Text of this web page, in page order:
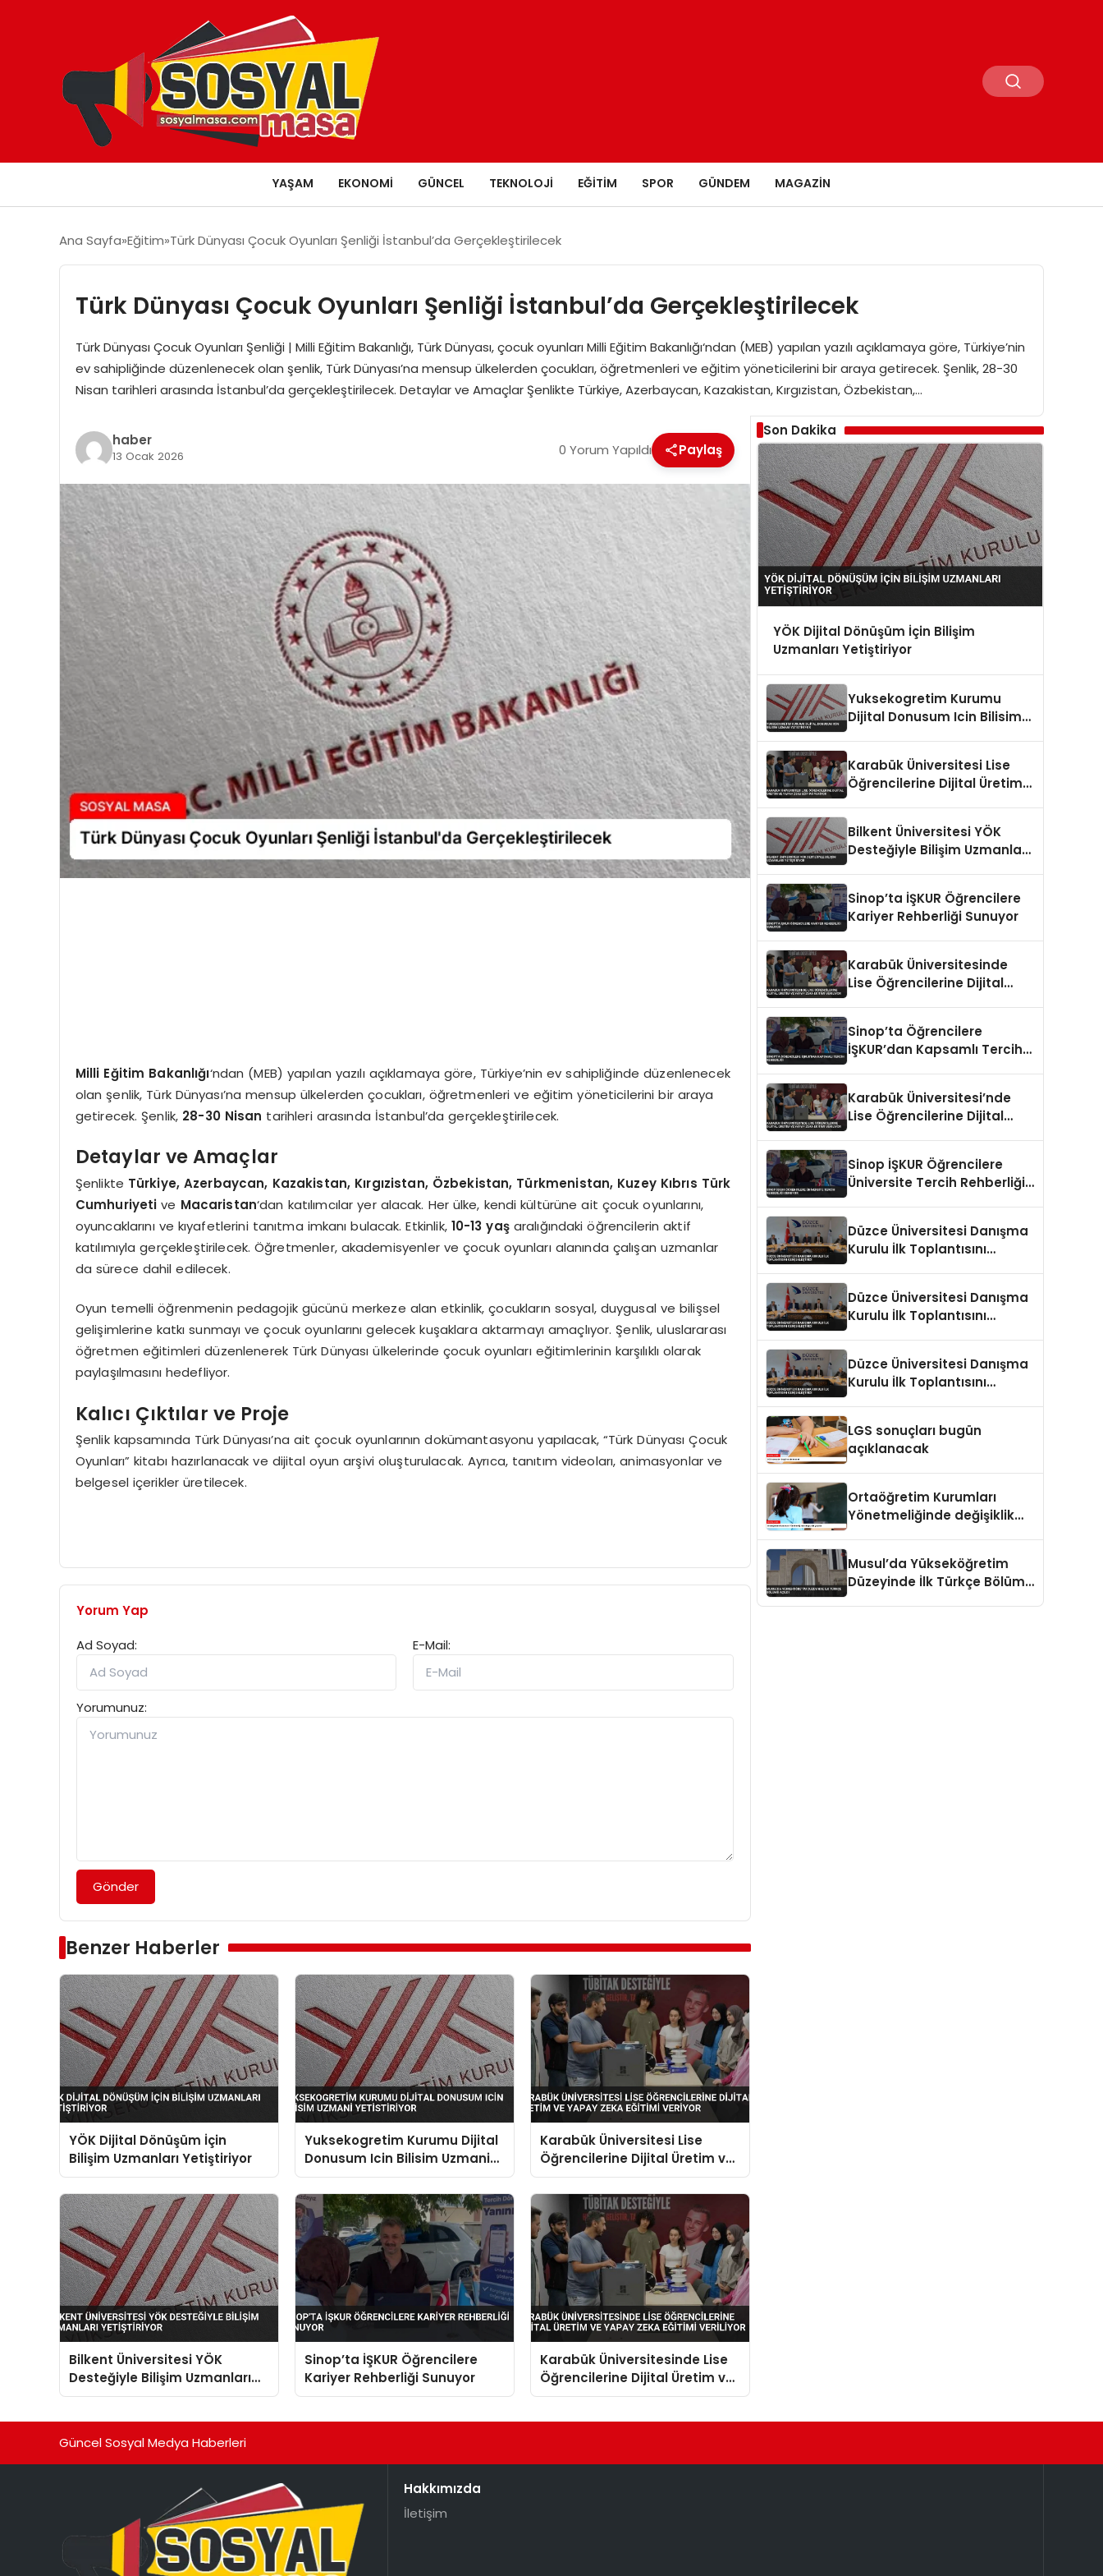
YAŞAM EKONOMI GÜNCEL TEKNOLOJI EĞITIM SPOR GÜNDEM MAGAZIN
Ana Sayfa Eğitim Türk Dünyası Çocuk Oyunları Şenliği İstanbul’da Gerçekleştirilecek
Türk Dünyası Çocuk Oyunları Şenliği İstanbul’da Gerçekleştirilecek
Türk Dünyası Çocuk Oyunları Şenliği | Milli Eğitim Bakanlığı, Türk Dünyası, çocuk oyunları Milli Eğitim Bakanlığı‘ndan (MEB) yapılan yazılı açıklamaya göre, Türkiye’nin
ev sahipliğinde düzenlenecek olan şenlik, Türk Dünyası’na mensup ülkelerden çocukları, öğretmenleri ve eğitim yöneticilerini bir araya getirecek. Şenlik, 28-30
Nisan tarihleri arasında İstanbul’da gerçekleştirilecek. Detaylar ve Amaçlar Şenlikte Türkiye, Azerbaycan, Kazakistan, Kırgızistan, Özbekistan,…
haber
13 Ocak 2026 0 Yorum Yapıldı Paylaş
Milli Eğitim Bakanlığı‘ndan (MEB) yapılan yazılı açıklamaya göre, Türkiye’nin ev sahipliğinde düzenlenecek
olan şenlik, Türk Dünyası’na mensup ülkelerden çocukları, öğretmenleri ve eğitim yöneticilerini bir araya
getirecek. Şenlik, 28-30 Nisan tarihleri arasında İstanbul’da gerçekleştirilecek.
Detaylar ve Amaçlar
Şenlikte Türkiye, Azerbaycan, Kazakistan, Kırgızistan, Özbekistan, Türkmenistan, Kuzey Kıbrıs Türk
Cumhuriyeti ve Macaristan‘dan katılımcılar yer alacak. Her ülke, kendi kültürüne ait çocuk oyunlarını,
oyuncaklarını ve kıyafetlerini tanıtma imkanı bulacak. Etkinlik, 10-13 yaşaralığındaki öğrencilerin aktif
katılımıyla gerçekleştirilecek. Öğretmenler, akademisyenler ve çocuk oyunları alanında çalışan uzmanlar
da sürece dahil edilecek.
Oyun temelli öğrenmenin pedagojik gücünü merkeze alan etkinlik, çocukların sosyal, duygusal ve bilişsel
gelişimlerine katkı sunmayı ve çocuk oyunlarını gelecek kuşaklara aktarmayı amaçlıyor. Şenlik, uluslararası
öğretmen eğitimleri düzenlenerek Türk Dünyası ülkelerinde çocuk oyunları eğitimlerinin karşılıklı olarak
paylaşılmasını hedefliyor.
Kalıcı Çıktılar ve Proje
Şenlik kapsamında Türk Dünyası’na ait çocuk oyunlarının dokümantasyonu yapılacak, “Türk Dünyası Çocuk
Oyunları” kitabı hazırlanacak ve dijital oyun arşivi oluşturulacak. Ayrıca, tanıtım videoları, animasyonlar ve
belgesel içerikler üretilecek.
Yorum Yap
Ad Soyad:
E-Mail:
Yorumunuz:
Gönder
Benzer Haberler
YÖK Dijital Dönüşüm İçin
Bilişim Uzmanları Yetiştiriyor
Yuksekogretim Kurumu Dijital
Donusum Icin Bilisim Uzmani
Yetistiriyor
Karabük Üniversitesi Lise
Öğrencilerine Dijital Üretim ve
Yapay Zeka Eğitimi Veriyor
Bilkent Üniversitesi YÖK
Desteğiyle Bilişim Uzmanları
Yetiştiriyor
Sinop’ta İŞKUR Öğrencilere
Kariyer Rehberliği Sunuyor
Karabük Üniversitesinde Lise
Öğrencilerine Dijital Üretim ve
Yapay Zeka Eğitimi Veriliyor
Son Dakika
YÖK Dijital Dönüşüm İçin Bilişim
Uzmanları Yetiştiriyor
Yuksekogretim Kurumu
Dijital Donusum Icin Bilisim
Karabük Üniversitesi Lise
Öğrencilerine Dijital Üretim
Bilkent Üniversitesi YÖK
Desteğiyle Bilişim Uzmanları
Sinop’ta İŞKUR Öğrencilere
Kariyer Rehberliği Sunuyor
Karabük Üniversitesinde
Lise Öğrencilerine Dijital
Sinop’ta Öğrencilere
İŞKUR’dan Kapsamlı Tercih
Karabük Üniversitesi’nde
Lise Öğrencilerine Dijital
Sinop İŞKUR Öğrencilere
Üniversite Tercih Rehberliği
Düzce Üniversitesi Danışma
Kurulu İlk Toplantısını
Düzce Üniversitesi Danışma
Kurulu İlk Toplantısını
Düzce Üniversitesi Danışma
Kurulu İlk Toplantısını
LGS sonuçları bugün
açıklanacak
Ortaöğretim Kurumları
Yönetmeliğinde değişiklik
Musul’da Yükseköğretim
Düzeyinde İlk Türkçe Bölümü
Güncel Sosyal Medya Haberleri
Hakkımızda
İletişim